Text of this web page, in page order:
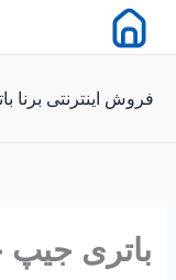
فروش اینترنتی برنا
باتری جیپ